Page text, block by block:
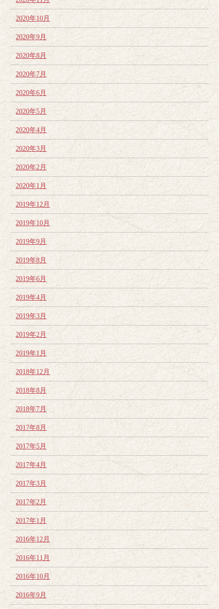
2020年10月
2020年9月
2020年8月
2020年7月
2020年6月
2020年5月
2020年4月
2020年3月
2020年2月
2020年1月
2019年12月
2019年10月
2019年9月
2019年8月
2019年6月
2019年4月
2019年3月
2019年2月
2019年1月
2018年12月
2018年8月
2018年7月
2017年8月
2017年5月
2017年4月
2017年3月
2017年2月
2017年1月
2016年12月
2016年11月
2016年10月
2016年9月